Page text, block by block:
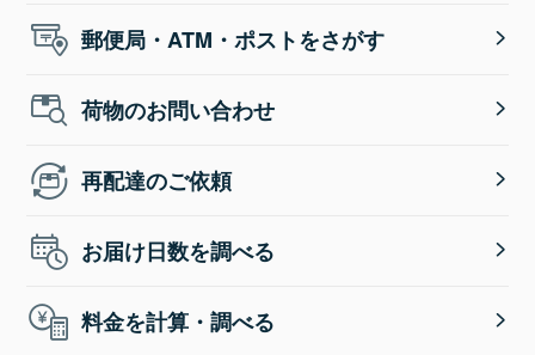
郵便局・ATM・ポストをさがす
荷物のお問い合わせ
再配達のご依頼
お届け日数を調べる
料金を計算・調べる